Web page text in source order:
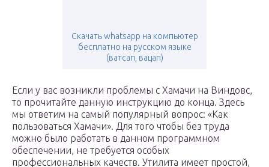
Скачать whatsapp на компьютер
бесплатно на русском языке
(ватсап, вацап)
Если у вас возникли проблемы с Хамачи на Виндовс,
то прочитайте данную инструкцию до конца. Здесь
мы ответим на самый популярный вопрос: «Как
пользоваться Хамачи». Для того чтобы без труда
можно было работать в данном программном
обеспечении, не требуется особых
профессиональных качеств. Утилита имеет простой,